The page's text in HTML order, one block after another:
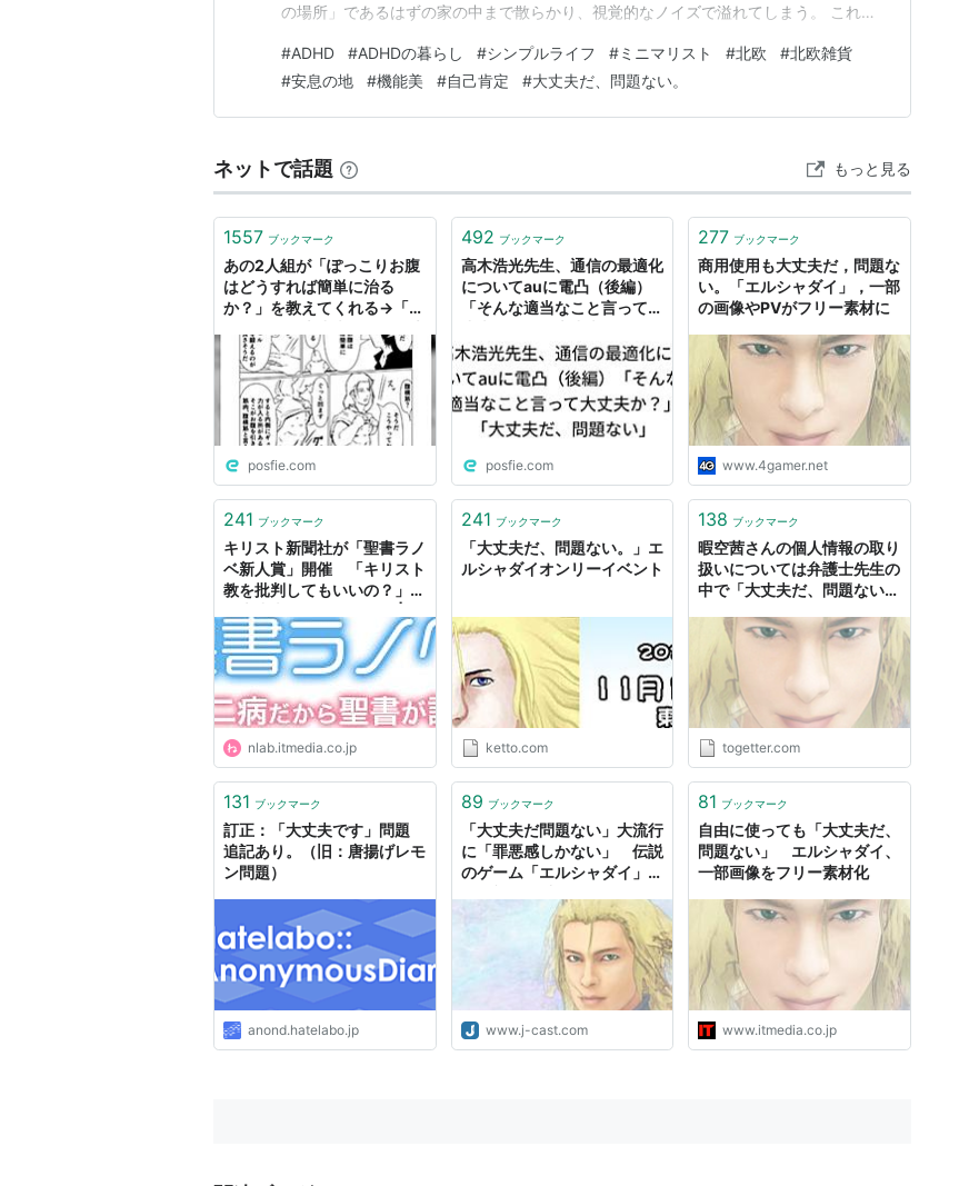
の場所」であるはずの家の中まで散らかり、視覚的なノイズで溢れてしまう。 これこ
け本」を読み漁り、何度も挫折しました。 「毎日コツコツ」「完璧なルーティン」……
それは僕たちADHDの脳には地獄のような教えでした…
#ADHD #ADHDの暮らし #シンプルライフ #ミニマリスト #北欧 #北欧雑貨
#安息の地 #機能美 #自己肯定 #大丈夫だ、問題ない。
ネットで話題 もっと見る
1557 ブックマーク
あの2人組が「ぽっこりお腹
はどうすれば簡単に治る
か？」を教えてくれる→「そ
丈夫だ。問題ない」
posfie.com
492 ブックマーク
高木浩光先生、通信の最適化
についてauに電凸（後編）
「そんな適当なこと言って大
ない」
posfie.com
277 ブックマーク
商用使用も大丈夫だ，問題な
い。「エルシャダイ」，一部
の画像やPVがフリー素材に
www.4gamer.net
241 ブックマーク
キリスト新聞社が「聖書ラノ
ベ新人賞」開催 「キリスト
教を批判してもいいの？」
とらぼ
nlab.itmedia.co.jp
241 ブックマーク
「大丈夫だ、問題ない。」エ
ルシャダイオンリーイベント
ketto.com
138 ブックマーク
暇空茜さんの個人情報の取り
扱いについては弁護士先生の
中で「大丈夫だ、問題ない」
いるらしい
togetter.com
131 ブックマーク
訂正：「大丈夫です」問題
追記あり。（旧：唐揚げレモ
ン問題）
anond.hatelabo.jp
89 ブックマーク
「大丈夫だ問題ない」大流行
に「罪悪感しかない」 伝説
のゲーム「エルシャダイ」生
www.j-cast.com
81 ブックマーク
自由に使っても「大丈夫だ、
問題ない」 エルシャダイ、
一部画像をフリー素材化
www.itmedia.co.jp